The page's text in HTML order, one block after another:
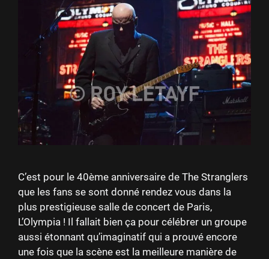
C’est pour le 40ème anniversaire de The Stranglers
que les fans se sont donné rendez vous dans la
plus prestigieuse salle de concert de Paris,
L’Olympia ! Il fallait bien ça pour célébrer un groupe
aussi étonnant qu’imaginatif qui a prouvé encore
une fois que la scène est la meilleure manière de